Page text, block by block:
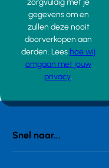
zorgvuldig met je
gegevens om en
zullen deze nooit
doorverkopen aan
derden. Lees hoe wij
omgaan met jouw
privacy.
Snel naar...